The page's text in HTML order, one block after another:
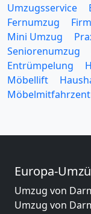
Umzugsservice
Fernumzug
Mini Umzug
Seniorenumzug
Entrümpelung
Möbellift
Europa-
Umzug von
Umzug von